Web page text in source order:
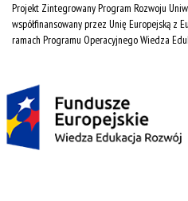
Projekt Zintegrowany Program Rozwoju
współfinansowany przez Unię Europejską z
ramach Programu Operacyjnego Wiedza